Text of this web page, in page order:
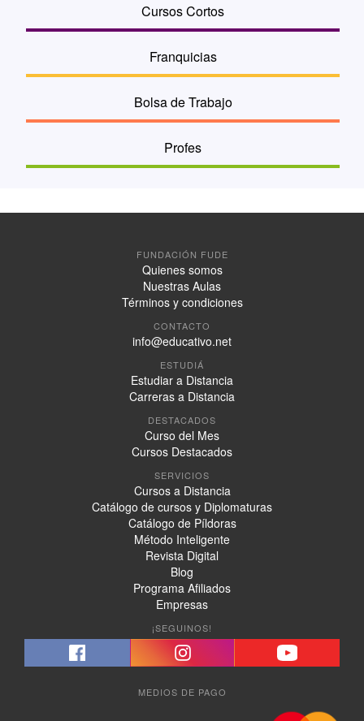
Cursos Cortos
Franquicias
Bolsa de Trabajo
Profes
FUNDACIÓN FUDE
Quienes somos
Nuestras Aulas
Términos y condiciones
CONTACTO
info@educativo.net
ESTUDIÁ
Estudiar a Distancia
Carreras a Distancia
DESTACADOS
Curso del Mes
Cursos Destacados
SERVICIOS
Cursos a Distancia
Catálogo de cursos y Diplomaturas
Catálogo de Píldoras
Método Inteligente
Revista Digital
Blog
Programa Afiliados
Empresas
¡SEGUINOS!
MEDIOS DE PAGO